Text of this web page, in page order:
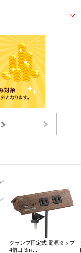
クランプ固定式 電源タップ
4個口 3m ...